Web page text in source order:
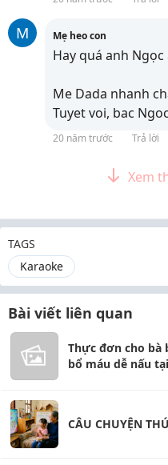
M Mẹ heo con
Hay quá anh Ngọc
Me Dada nhanh
Tuyet voi, bac
20 năm trước Trả lời
Xem
TAGS
Karaoke
Bài viết liên quan
Thực đơn cho bà
bổ máu dễ nấu
CÂU CHUYỆN